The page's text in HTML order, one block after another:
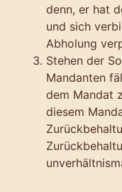
denn, er hat
und sich
Abholung
Stehen der
Mandanten
dem Mandat
diesem